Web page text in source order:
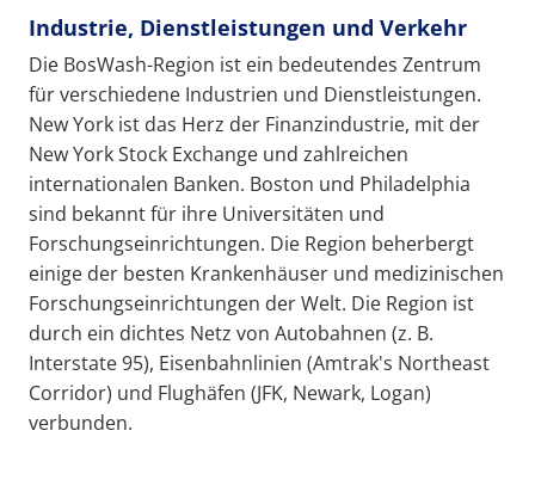
Industrie, Dienstleistungen und Verkehr
Die BosWash-Region ist ein bedeutendes Zentrum
für verschiedene Industrien und Dienstleistungen.
New York ist das Herz der Finanzindustrie, mit der
New York Stock Exchange und zahlreichen
internationalen Banken. Boston und Philadelphia
sind bekannt für ihre Universitäten und
Forschungseinrichtungen. Die Region beherbergt
einige der besten Krankenhäuser und medizinischen
Forschungseinrichtungen der Welt. Die Region ist
durch ein dichtes Netz von Autobahnen (z. B.
Interstate 95), Eisenbahnlinien (Amtrak's Northeast
Corridor) und Flughäfen (JFK, Newark, Logan)
verbunden.